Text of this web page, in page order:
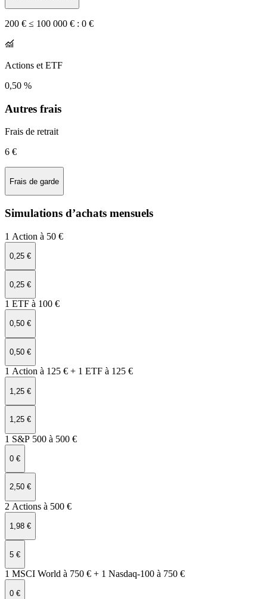
200 € ≤ 100 000 € : 0 €
Actions et ETF
0,50 %
Autres frais
Frais de retrait
6 €
Frais de garde
Simulations d’achats mensuels
1 Action à 50 €
0,25 €
0,25 €
1 ETF à 100 €
0,50 €
0,50 €
1 Action à 125 € + 1 ETF à 125 €
1,25 €
1,25 €
1 S&P 500 à 500 €
0 €
2,50 €
2 Actions à 500 €
1,98 €
5 €
1 MSCI World à 750 € + 1 Nasdaq‑100 à 750 €
0 €